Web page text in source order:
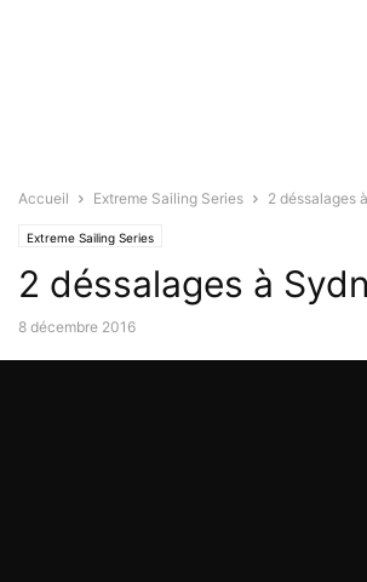
Accueil Extreme Sailing Series 2 déssalages
Extreme Sailing Series
2 déssalages à
8 décembre 2016